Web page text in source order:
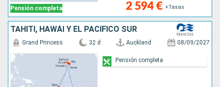
Pensión completa 2 594 € +Tasas
TAHITÍ, HAWÁI Y EL PACÍFICO SUR
Grand Princess 32 d Auckland 08/09/2027
Pensión completa